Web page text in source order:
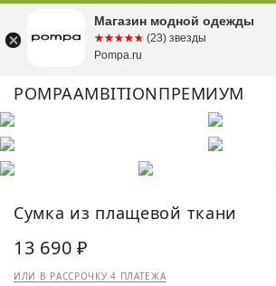
POMPAAMBITIONПРЕМИУМ
Сумка из плащевой ткани
13 690 ₽
ИЛИ В РАССРОЧКУ 4 ПЛАТЕЖА
Магазин модной одежды
☆☆☆☆☆
★★★★★ (23) звезды
Pompa.ru